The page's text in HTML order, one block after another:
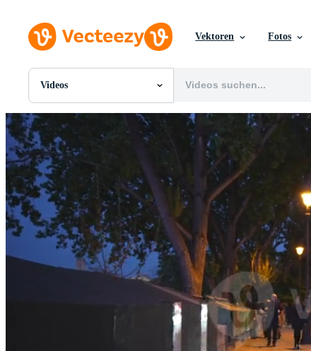
Vektoren Fotos
Videos
Alle Bilder
Fotos
PNGs
PSDs
SVGs
Vorlagen
Vektoren
Videos
Motion Graphics
Redaktionelle Bilder
Redaktionelle Ereignisse